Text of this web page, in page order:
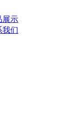
展示
我们